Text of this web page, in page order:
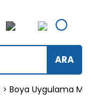
ARA
Boya Uygulama